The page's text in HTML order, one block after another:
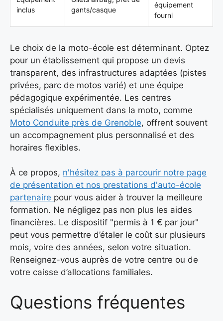
inclus
gants/casque
équipement
fourni
Le choix de la moto-école est déterminant. Optez
pour un établissement qui propose un devis
transparent, des infrastructures adaptées (pistes
privées, parc de motos varié) et une équipe
pédagogique expérimentée. Les centres
spécialisés uniquement dans la moto, comme
Moto Conduite près de Grenoble, offrent souvent
un accompagnement plus personnalisé et des
horaires flexibles.
À ce propos, n'hésitez pas à parcourir notre page
de présentation et nos prestations d'auto-école
partenaire pour vous aider à trouver la meilleure
formation. Ne négligez pas non plus les aides
financières. Le dispositif "permis à 1 € par jour"
peut vous permettre d’étaler le coût sur plusieurs
mois, voire des années, selon votre situation.
Renseignez-vous auprès de votre centre ou de
votre caisse d’allocations familiales.
Questions fréquentes